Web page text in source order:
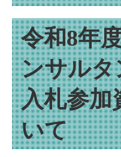
令和8年
ンサルタ
入札参加
いて